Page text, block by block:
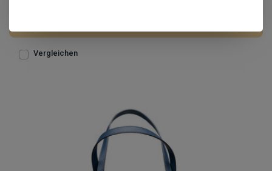
Vergleichen